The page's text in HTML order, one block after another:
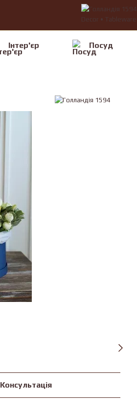
Iнтер'єр Посуд
Консультація